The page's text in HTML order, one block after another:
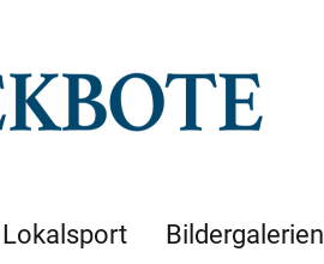
Lokalsport Bildergalerien